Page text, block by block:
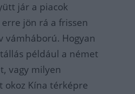
jár a piacok
jön rá a frissen
vámháború. Hogyan
például a német
vagy milyen
okoz Kína térképre